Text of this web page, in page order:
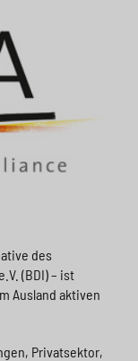
des
(BDI) – ist
Ausland aktiven
Privatsektor,